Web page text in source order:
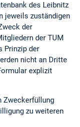
des Leibnitz
jeweils zuständigen
der
der TUM
Prinzip der
nicht an Dritte
explizit
Zweckerfüllung
zu weiteren